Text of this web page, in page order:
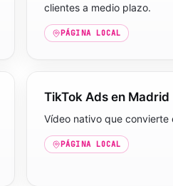
clientes a medio plazo.
PÁGINA LOCAL
TikTok Ads en Madrid
Vídeo nativo que convierte
PÁGINA LOCAL